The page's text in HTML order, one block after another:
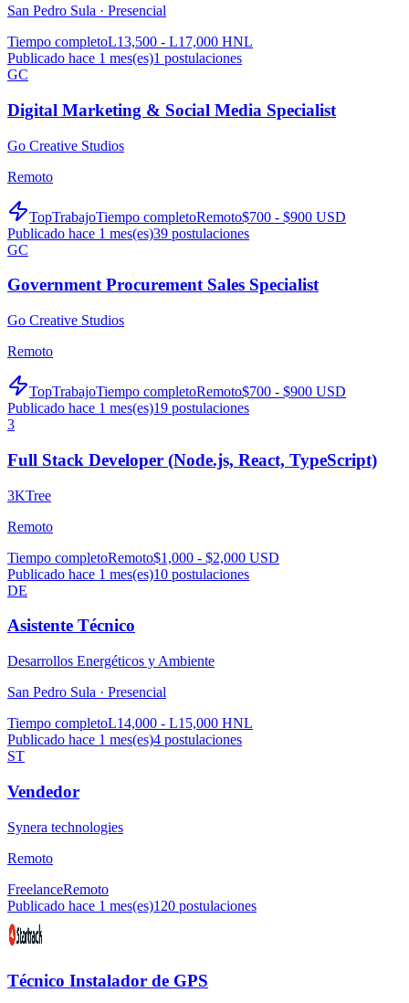
San Pedro Sula · Presencial
Tiempo completoL13,500 - L17,000 HNL
Publicado hace 1 mes(es)1 postulaciones
GC
Digital Marketing & Social Media Specialist
Go Creative Studios
Remoto
TopTrabajoTiempo completoRemoto$700 - $900 USD
Publicado hace 1 mes(es)39 postulaciones
GC
Government Procurement Sales Specialist
Go Creative Studios
Remoto
TopTrabajoTiempo completoRemoto$700 - $900 USD
Publicado hace 1 mes(es)19 postulaciones
3
Full Stack Developer (Node.js, React, TypeScript)
3KTree
Remoto
Tiempo completoRemoto$1,000 - $2,000 USD
Publicado hace 1 mes(es)10 postulaciones
DE
Asistente Técnico
Desarrollos Energéticos y Ambiente
San Pedro Sula · Presencial
Tiempo completoL14,000 - L15,000 HNL
Publicado hace 1 mes(es)4 postulaciones
ST
Vendedor
Synera technologies
Remoto
FreelanceRemoto
Publicado hace 1 mes(es)120 postulaciones
Técnico Instalador de GPS